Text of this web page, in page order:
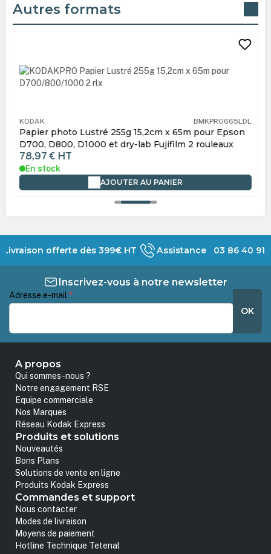
Autres formats
KODAK BMKPRO665LDL
Papier photo Lustré 255g 15,2cm x 65m pour Epson
D700, D800, D1000 et dry-lab Fujifilm 2 rouleaux
78,97 € HT
En stock
AJOUTER AU PANIER
Livraison offerte dès 399€ HT Assistance 03 86 40 91
Inscrivez-vous à notre newsletter
Adresse e-mail *
OK
A propos
Qui sommes-nous ?
Notre engagement RSE
Equipe commerciale
Nos Marques
Réseau Kodak Express
Produits et solutions
Nouveautés
Bons Plans
Solutions de vente en ligne
Produits Kodak Express
Commandes et support
Nous contacter
Modes de livraison
Moyens de paiement
Hotline Technique Tetenal